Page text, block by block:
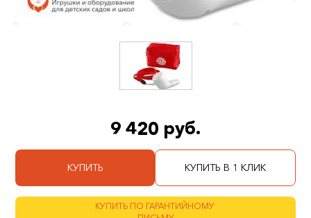
9 420 руб.
КУПИТЬ КУПИТЬ В 1 КЛИК
КУПИТЬ ПО ГАРАНТИЙНОМУ